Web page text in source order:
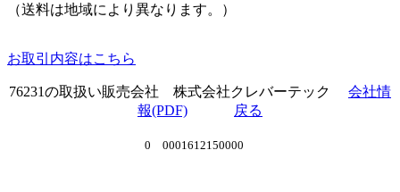
（送料は地域により異なります。）
お取引内容はこちら
76231の取扱い販売会社 株式会社クレバーテック 会社情
報(PDF)
戻る
0 0001612150000